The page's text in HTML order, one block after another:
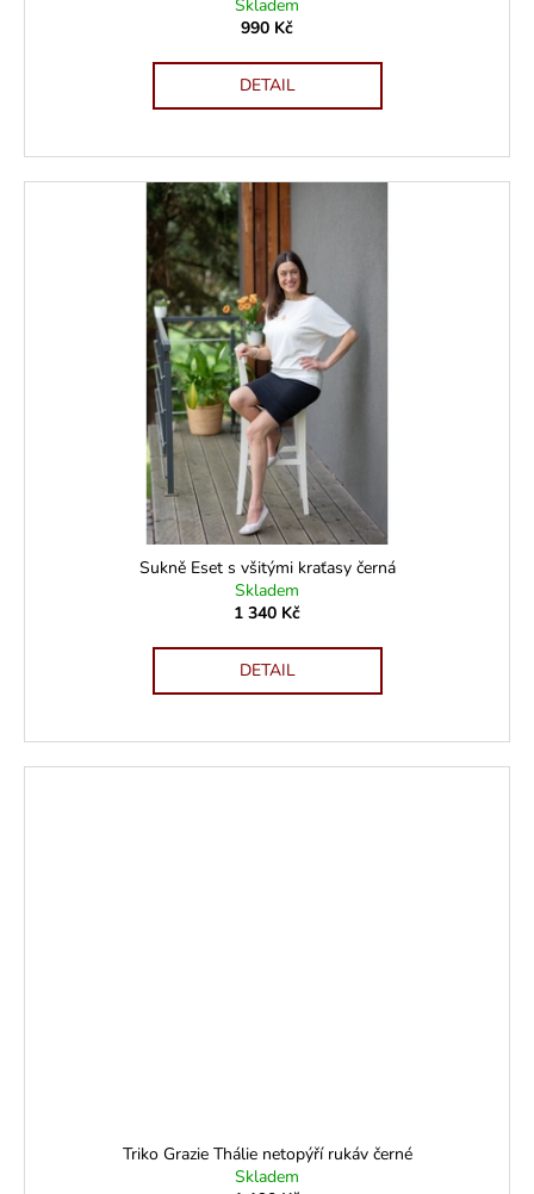
Skladem
990 Kč
DETAIL
Sukně Eset s všitými kraťasy černá
Skladem
1 340 Kč
DETAIL
Triko Grazie Thálie netopýří rukáv černé
Skladem